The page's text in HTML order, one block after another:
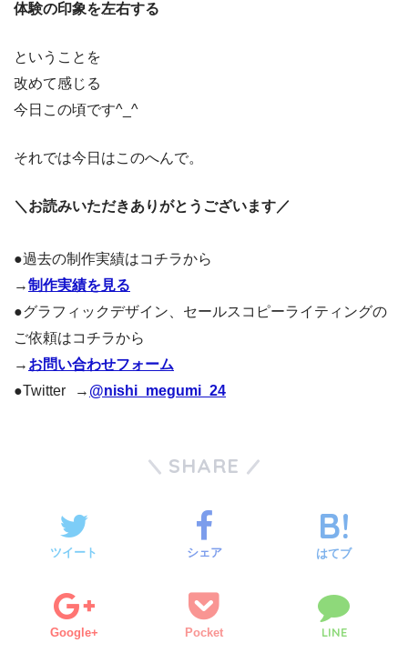
体験の印象を左右する
ということを
改めて感じる
今日この頃です^_^
それでは今日はこのへんで。
＼お読みいただきありがとうございます／
●過去の制作実績はコチラから
→制作実績を見る
●グラフィックデザイン、セールスコピーライティングの
ご依頼はコチラから
→ お問い合わせフォーム
●Twitter → @nishi_megumi_24
SHARE
ツイート シェア はてブ
Google+ Pocket LINE